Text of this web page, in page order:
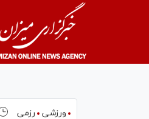
ورزشی رزمی